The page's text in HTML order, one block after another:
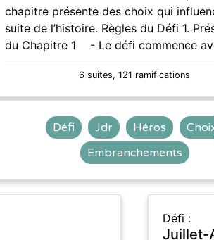
chapitre présente des choix qui
suite de l’histoire. Règles du Défi 1.
du Chapitre 1 - Le défi commence
6 suites, 121 ramifications
Défi Jdr Héros
Embranchements
Défi :
Juillet-